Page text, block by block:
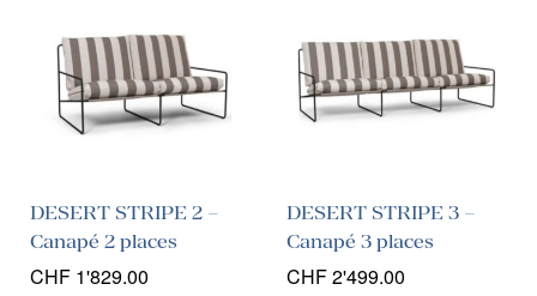
DESERT STRIPE 2 –
Canapé 2 places
CHF 1'829.00
DESERT STRIPE 3 –
Canapé 3 places
CHF2'499.00